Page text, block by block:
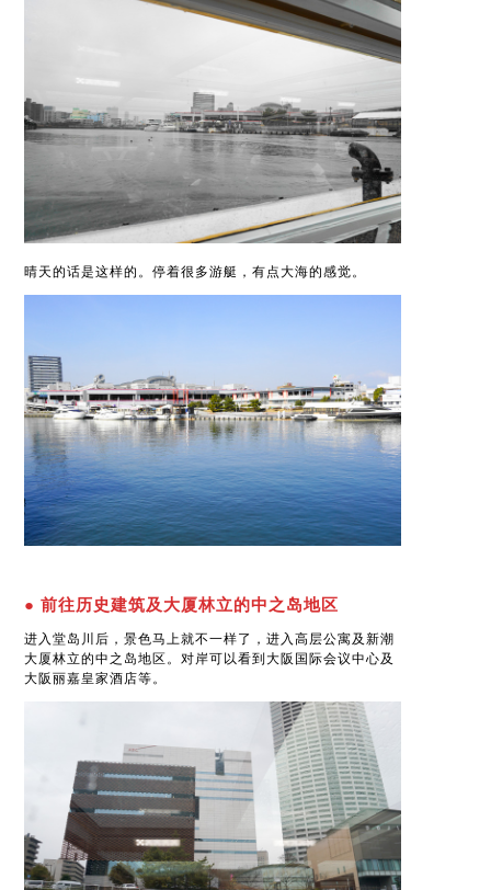
晴天的话是这样的。停着很多游艇，有点大海的感觉。
● 前往历史建筑及大厦林立的中之岛地区
进入堂岛川后，景色马上就不一样了，进入高层公寓及新潮
大厦林立的中之岛地区。对岸可以看到大阪国际会议中心及
大阪丽嘉皇家酒店等。